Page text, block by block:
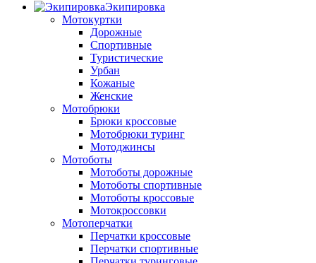
Экипировка
Мотокуртки
Дорожные
Спортивные
Туристические
Урбан
Кожаные
Женские
Мотобрюки
Брюки кроссовые
Мотобрюки туринг
Мотоджинсы
Мотоботы
Мотоботы дорожные
Мотоботы спортивные
Мотоботы кроссовые
Мотокроссовки
Мотоперчатки
Перчатки кроссовые
Перчатки спортивные